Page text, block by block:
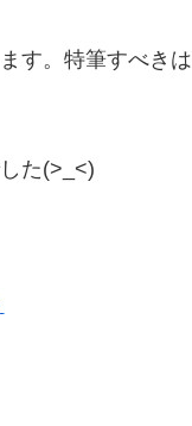
す。特筆すべきは
た(>_<)